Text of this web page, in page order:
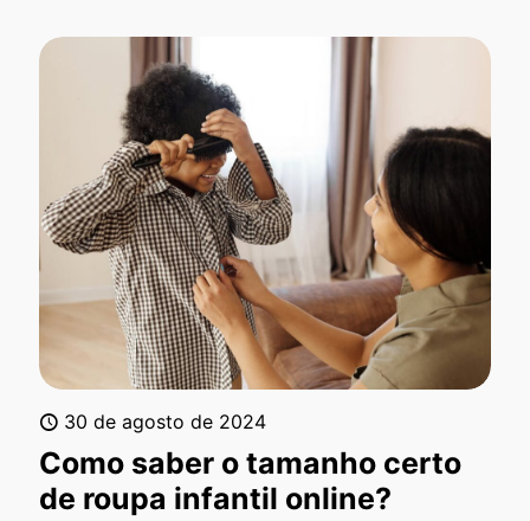
30 de agosto de 2024
Como saber o tamanho certo
de roupa infantil online?